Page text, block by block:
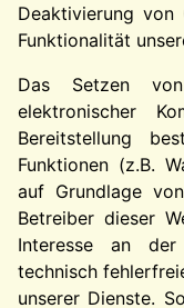
Deaktivierung von
Funktionalität
Das Setzen
elektronischer
Bereitstellung
Funktionen (z.B.
auf Grundlage
Betreiber dieser
Interesse an
technisch
unserer Dienste.